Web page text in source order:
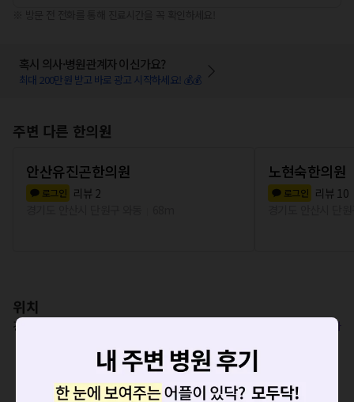
혹시 의사·병원관계자 이신가요?
최대 200만원 받고 바로 광고 시작하세요! 💰💰
주변 다른 한의원
안산유진곤한의원
로그인 리뷰 2
노현숙한의원
로그인 리뷰 10
위치
경기도 안산시 단원구 와동로 5 복사